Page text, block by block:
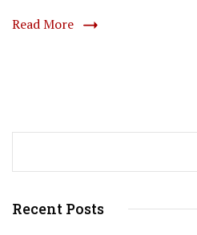
Read More
Recent Posts